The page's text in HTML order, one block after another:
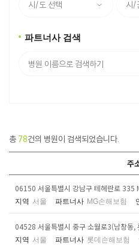
파트너사 검색
총 78건의 병원이 검색되었습니다.
주
06150 서울특별시 강남구 테헤란로 335
지역 서울 파트너사 MG손해보험
04528 서울특별시 중구 소월로3(남창동,
지역 서울 파트너사 롯데손해보험